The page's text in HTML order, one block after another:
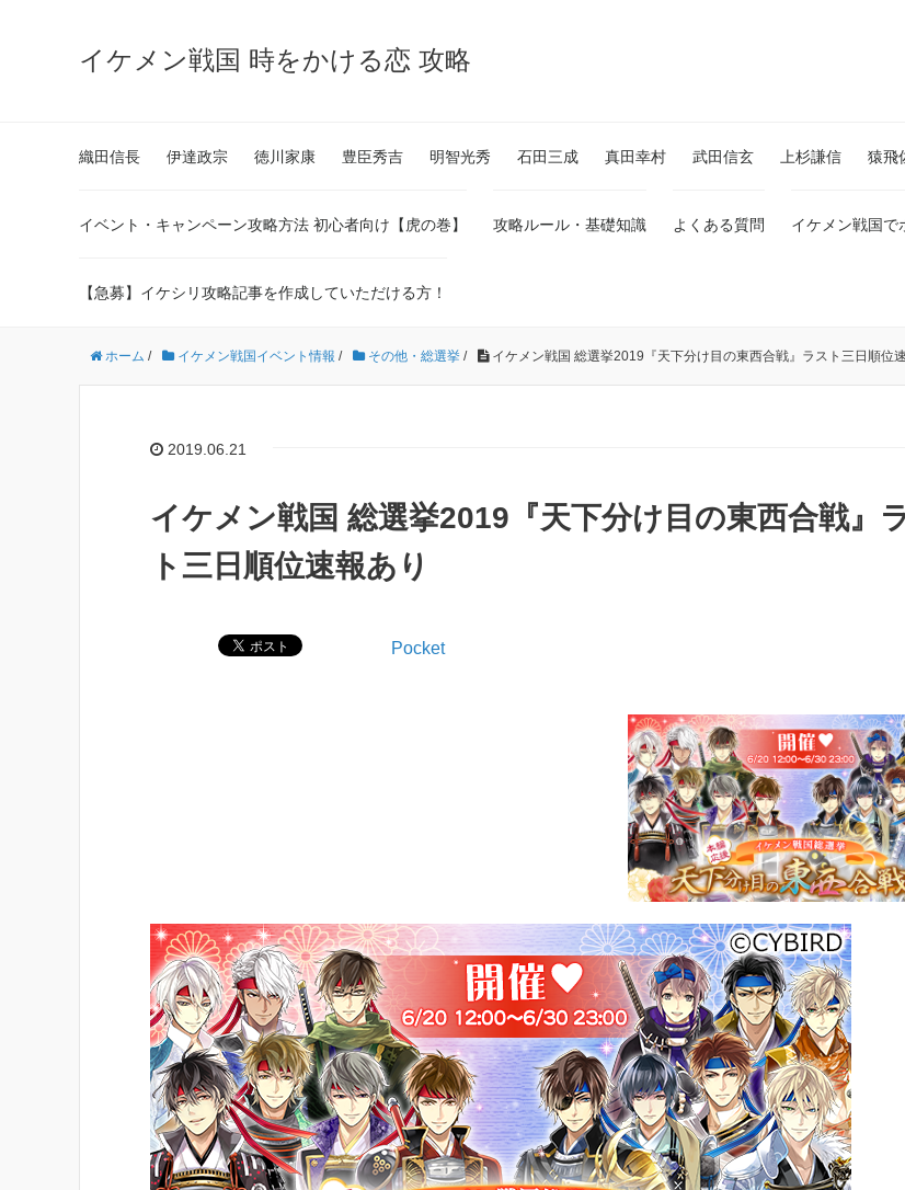
イケメン戦国 時をかける恋 攻略
織田信長 伊達政宗 徳川家康 豊臣秀吉 明智光秀 石田三成 真田幸村 武田信玄 上杉謙信 猿飛
イベント・キャンペーン攻略方法 初心者向け【虎の巻】 攻略ルール・基礎知識 よくある質問 イケメン戦国で
【急募】イケシリ攻略記事を作成していただける方！
ホーム / イケメン戦国イベント情報 / その他・総選挙 / イケメン戦国 総選挙2019『天下分け目の東西合戦』ラスト三日順位
2019.06.21
イケメン戦国 総選挙2019『天下分け目の東西合戦』
ト三日順位速報あり
Pocket